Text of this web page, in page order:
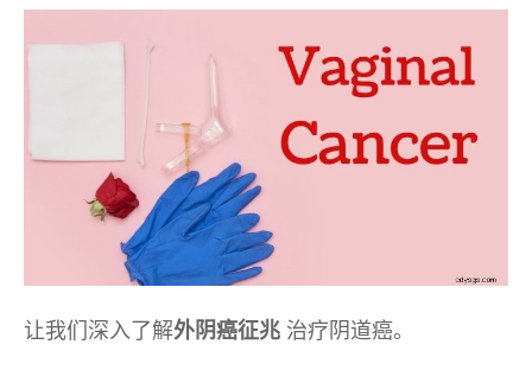
让我们深入了解外阴癌征兆 治疗阴道癌。